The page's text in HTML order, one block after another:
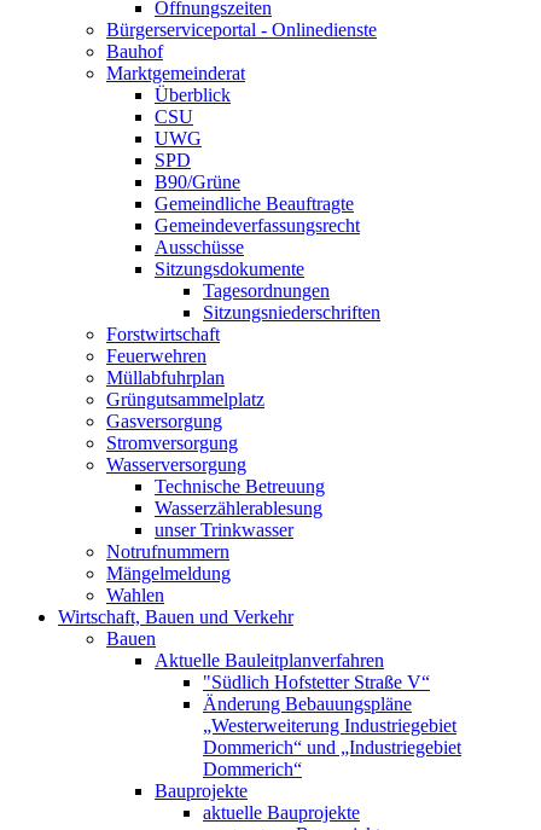
Öffnungszeiten
Bürgerserviceportal - Onlinedienste
Bauhof
Marktgemeinderat
Überblick
CSU
UWG
SPD
B90/Grüne
Gemeindliche Beauftragte
Gemeindeverfassungsrecht
Ausschüsse
Sitzungsdokumente
Tagesordnungen
Sitzungsniederschriften
Forstwirtschaft
Feuerwehren
Müllabfuhrplan
Grüngutsammelplatz
Gasversorgung
Stromversorgung
Wasserversorgung
Technische Betreuung
Wasserzählerablesung
unser Trinkwasser
Notrufnummern
Mängelmeldung
Wahlen
Wirtschaft, Bauen und Verkehr
Bauen
Aktuelle Bauleitplanverfahren
"Südlich Hofstetter Straße V“
Änderung Bebauungspläne
„Westerweiterung Industriegebiet
Dommerich“ und „Industriegebiet
Dommerich“
Bauprojekte
aktuelle Bauprojekte